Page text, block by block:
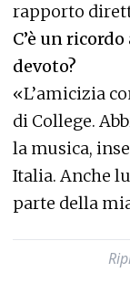
rapporto
C’è un
devoto?
«L’amicizia
di College.
la musica,
Italia. Anche
parte della